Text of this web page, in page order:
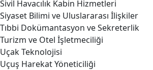
Sivil Havacılık Kabin Hizmetleri
Siyaset Bilimi ve Uluslararası İlişkiler
Tıbbi Dokümantasyon ve Sekreterlik
Turizm ve Otel İşletmeciliği
Uçak Teknolojisi
Uçuş Harekat Yöneticiliği